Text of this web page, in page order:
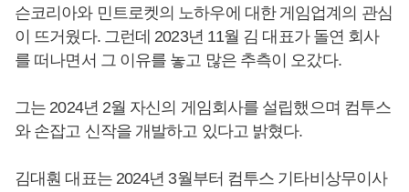
슨코리아와 민트로켓의 노하우에 대한 게임업계의 관심
이 뜨거웠다. 그런데 2023년 11월 김 대표가 돌연 회사
를 떠나면서 그 이유를 놓고 많은 추측이 오갔다.
그는 2024년 2월 자신의 게임회사를 설립했으며 컴투스
와 손잡고 신작을 개발하고 있다고 밝혔다.
김대훤 대표는 2024년 3월부터 컴투스 기타비상무이사